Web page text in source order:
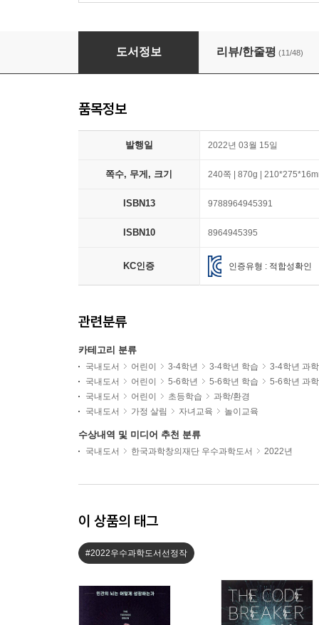
STEAM 초등 과학 실험 캠프
도서정보 리뷰/한줄평 (11/48)
품목정보
발행일 2022년 03월 15일
쪽수, 무게, 크기 240쪽 | 870g |
ISBN13 9788964945391
ISBN10 8964945395
KC인증 인증유형 : 적합성확인
관련분류
카테고리 분류
국내도서 어린이 3-4학년 3-4학년 학습
3-4학년 과
국내도서
어린이 5-6학년 5-6학년 학습
5-6학년 과
국내도서
어린이 초등학습
과학/환경
국내도서
가정 살림 자녀교육 놀이교육
수상내역 및 미디어 추천 분류
국내도서 한국과학창의재단 우수과학도서 2022년
이 상품의 태그
#2022우수과학도서선정작